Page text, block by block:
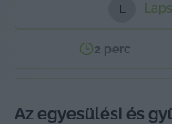
L
2 perc
Az egyesülési és